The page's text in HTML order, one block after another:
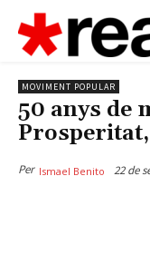
MOVIMENT POPULAR
50 anys de
Per Ismael Benito 22 de